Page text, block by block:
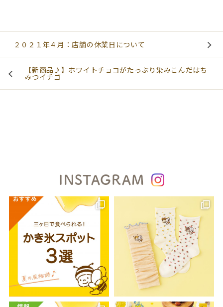
２０２１年４月：店舗の休業日について
【新商品♪】ホワイトチョコがたっぷり染みこんだはち
みつイチゴ
INSTAGRAM